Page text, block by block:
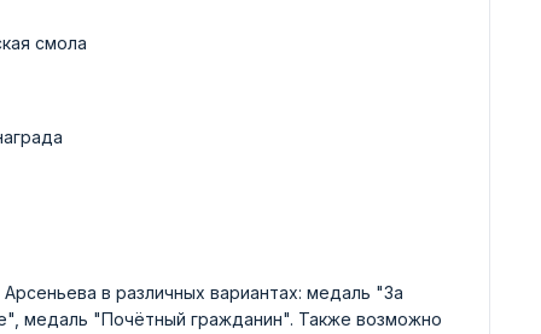
смола
в различных вариантах: медаль "За
медаль "Почётный гражданин". Также возможно